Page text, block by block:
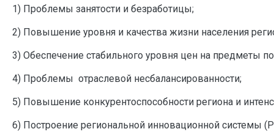
1) Проблемы занятости и безработицы;
2) Повышение уровня и качества жизни населения
3) Обеспечение стабильного уровня цен на предметы
4) Проблемы отраслевой несбалансированности;
5) Повышение конкурентоспособности региона и
6) Построение региональной инновационной системы